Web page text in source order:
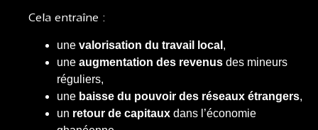
Cela entraîne :
une valorisation du travail local ,
une augmentation des revenus des mineurs
réguliers,
une baisse du pouvoir des réseaux étrangers,
un retour de capitaux dans l’économie